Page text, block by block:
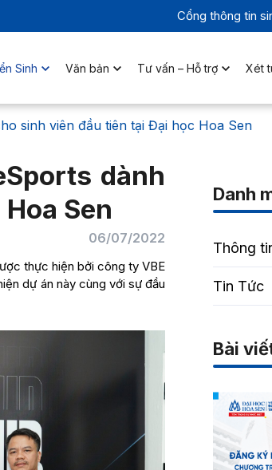
Cổng thông tin
Sinh Văn bản Tư vấn – Hỗ trợ Xét
sinh viên đầu tiên tại Đại học Hoa Sen
dành
Sen
06/07/2022
thực hiện bởi công ty VBE
dự án này cùng với sự đầu
Danh
Thông
Tin Tức
Bài